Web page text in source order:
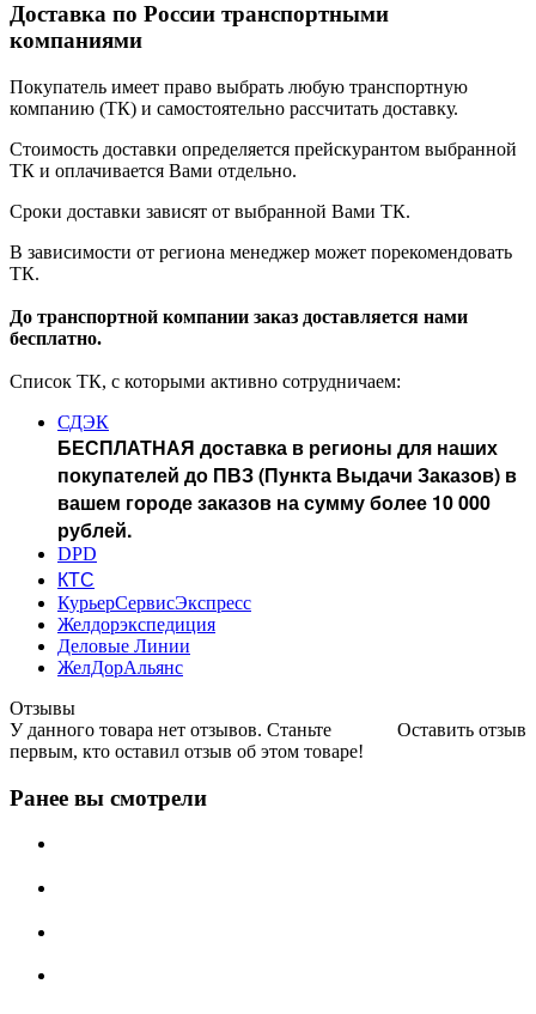
Доставка по России транспортными
компаниями
Покупатель имеет право выбрать любую транспортную
компанию (ТК) и самостоятельно рассчитать доставку.
Стоимость доставки определяется прейскурантом выбранной
ТК и оплачивается Вами отдельно.
Сроки доставки зависят от выбранной Вами ТК.
В зависимости от региона менеджер может порекомендовать
ТК.
До транспортной компании заказ доставляется нами
бесплатно.
Список ТК, с которыми активно сотрудничаем:
СДЭК
БЕСПЛАТНАЯ доставка в регионы для наших
покупателей до ПВЗ (Пункта Выдачи Заказов) в
вашем городе заказов на сумму более 10 000
рублей.
DPD
КТС
КурьерСервисЭкспресс
Желдорэкспедиция
Деловые Линии
ЖелДорАльянс
Отзывы
Оставить отзыв
У данного товара нет отзывов. Станьте
первым, кто оставил отзыв об этом товаре!
Ранее вы смотрели